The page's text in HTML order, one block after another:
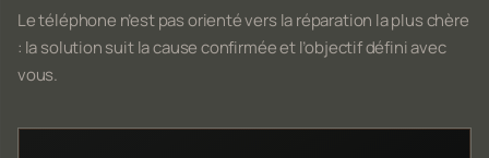
Le téléphone n’est pas orienté vers la réparation la plus chère
: la solution suit la cause confirmée et l’objectif défini avec
vous.